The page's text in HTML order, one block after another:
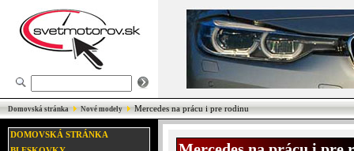
Domovská stránka Nové modely Mercedes na prácu i pre rodinu
DOMOVSKÁ STRÁNKA